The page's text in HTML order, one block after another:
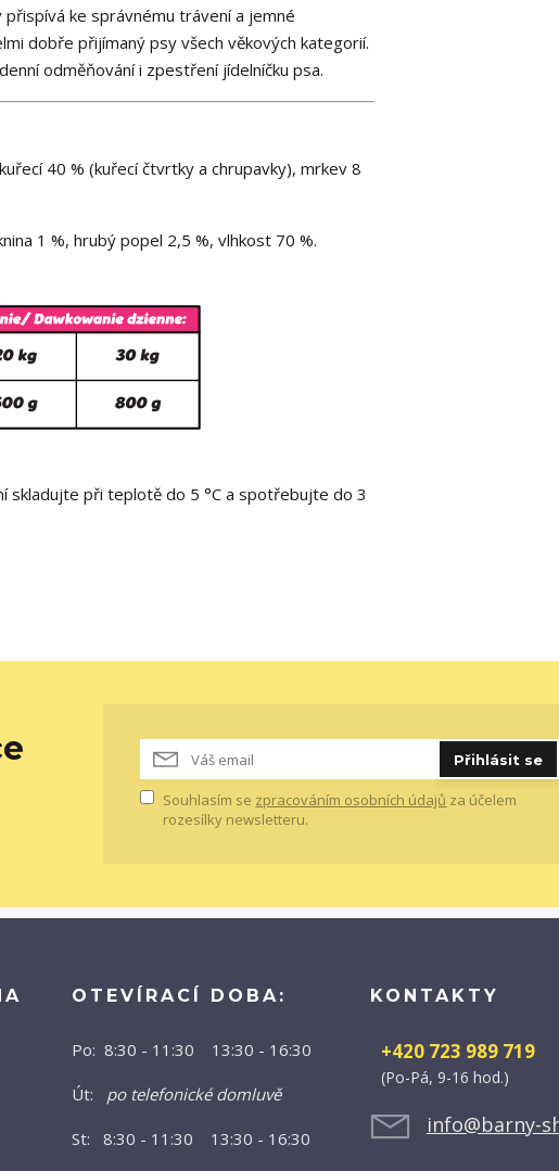
přispívá ke správnému trávení a jemné
dobře přijímaný psy všech věkových kategorií.
odměňování i zpestření jídelníčku psa.
40 % (kuřecí čtvrtky a chrupavky), mrkev 8
1 %, hrubý popel 2,5 %, vlhkost 70 %.
skladujte při teplotě do 5 °C a spotřebujte do 3
Přihlásit se
Souhlasím se zpracováním osobních údajů za účelem
rozesílky newsletteru.
OTEVÍRACÍ DOBA:
Po: 8:30 - 11:30 13:30 - 16:30
Út: po telefonické domluvě
St: 8:30 - 11:30 13:30 - 16:30
KONTAKTY
+420 723 989 719
(Po-Pá, 9-16 hod.)
info@barny-